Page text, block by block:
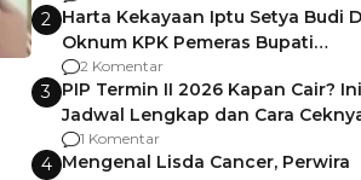
2 Harta Kekayaan Iptu Setya Budi
Oknum KPK Pemeras Bupati
Pemalang
2 Komentar
3 PIP Termin II 2026 Kapan Cair? Ini
Jadwal Lengkap dan Cara
agar Dana Tidak Hangus!
1 Komentar
4 Mengenal Lisda Cancer, Perwira